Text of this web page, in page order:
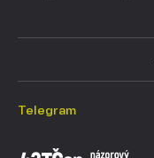
Telegram